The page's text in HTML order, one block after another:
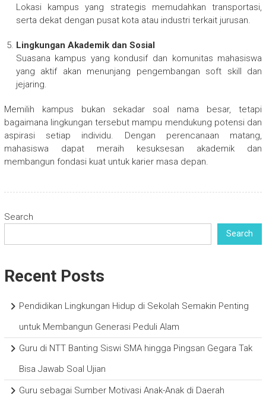
Lokasi kampus yang strategis memudahkan transportasi,
serta dekat dengan pusat kota atau industri terkait jurusan.
Lingkungan Akademik dan Sosial
Suasana kampus yang kondusif dan komunitas mahasiswa
yang aktif akan menunjang pengembangan soft skill dan
jejaring.
Memilih kampus bukan sekadar soal nama besar, tetapi
bagaimana lingkungan tersebut mampu mendukung potensi dan
aspirasi setiap individu. Dengan perencanaan matang,
mahasiswa dapat meraih kesuksesan akademik dan
membangun fondasi kuat untuk karier masa depan.
Search
Search
Recent Posts
Pendidikan Lingkungan Hidup di Sekolah Semakin Penting
untuk Membangun Generasi Peduli Alam
Guru di NTT Banting Siswi SMA hingga Pingsan Gegara Tak
Bisa Jawab Soal Ujian
Guru sebagai Sumber Motivasi Anak-Anak di Daerah